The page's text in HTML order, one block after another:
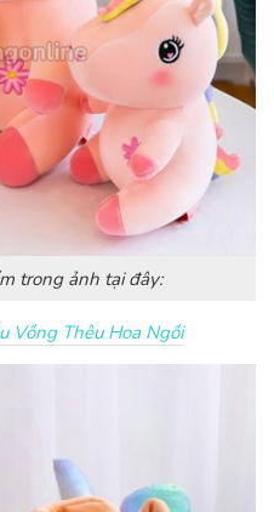
trong ảnh tại đây:
Vồng Thêu Hoa Ngồi